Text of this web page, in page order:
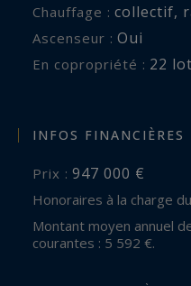
Chauffage : collectif,
Ascenseur : Oui
En copropriété : 22
INFOS FINANCIÈRES
Prix : 947 000 €
Honoraires à la charge
Montant moyen annuel de la quote-part de charges
courantes : 5 592 €.